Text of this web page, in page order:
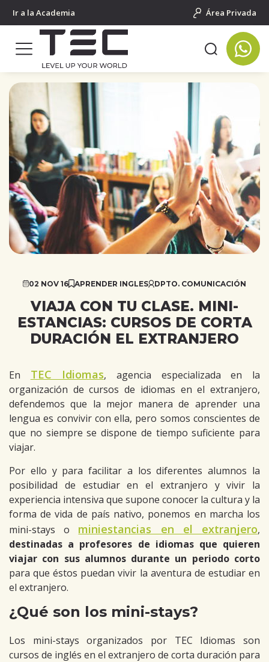
Ir a la Academia Área Privada
02 NOV 16 APRENDER INGLES DPTO. COMUNICACIÓN
VIAJA CON TU CLASE. MINI-
ESTANCIAS: CURSOS DE CORTA
DURACIÓN EL EXTRANJERO
En TEC Idiomas, agencia especializada en la
organización de cursos de idiomas en el extranjero,
defendemos que la mejor manera de aprender una
lengua es convivir con ella, pero somos conscientes de
que no siempre se dispone de tiempo suficiente para
viajar.
Por ello y para facilitar a los diferentes alumnos la
posibilidad de estudiar en el extranjero y vivir la
experiencia intensiva que supone conocer la cultura y la
forma de vida de país nativo, ponemos en marcha los
mini-stays o miniestancias en el extranjero,
destinadas a profesores de idiomas que quieren
viajar con sus alumnos durante un periodo corto
para que éstos puedan vivir la aventura de estudiar en
el extranjero.
¿Qué son los mini-stays?
Los mini-stays organizados por TEC Idiomas son
cursos de inglés en el extranjero de corta duración para